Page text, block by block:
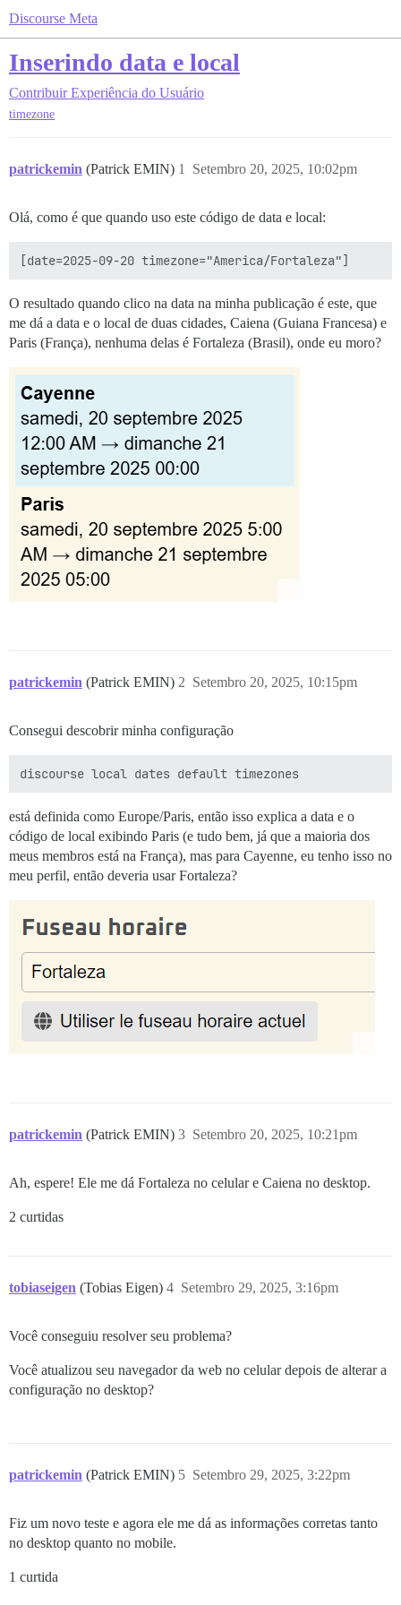
Discourse Meta
Inserindo data e local
Contribuir Experiência do Usuário
timezone
patrickemin (Patrick EMIN) Setembro 20, 2025, 10:02pm
1
Olá, como é que quando uso este código de data e local:
O resultado quando clico na data na minha publicação é este, que
me dá a data e o local de duas cidades, Caiena (Guiana Francesa) e
Paris (França), nenhuma delas é Fortaleza (Brasil), onde eu moro?
patrickemin (Patrick EMIN) Setembro 20, 2025, 10:15pm
2
Consegui descobrir minha configuração
está definida como Europe/Paris, então isso explica a data e o
código de local exibindo Paris (e tudo bem, já que a maioria dos
meus membros está na França), mas para Cayenne, eu tenho isso no
meu perfil, então deveria usar Fortaleza?
patrickemin (Patrick EMIN) Setembro 20, 2025, 10:21pm
3
Ah, espere! Ele me dá Fortaleza no celular e Caiena no desktop.
2 curtidas
tobiaseigen (Tobias Eigen) Setembro 29, 2025, 3:16pm
4
Você conseguiu resolver seu problema?
Você atualizou seu navegador da web no celular depois de alterar a
configuração no desktop?
patrickemin (Patrick EMIN) Setembro 29, 2025, 3:22pm
5
Fiz um novo teste e agora ele me dá as informações corretas tanto
no desktop quanto no mobile.
1 curtida